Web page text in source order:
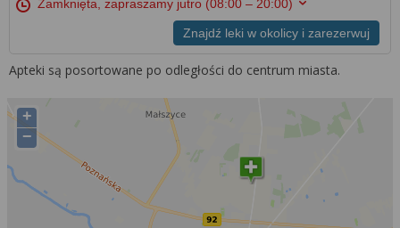
Zamknięta, zapraszamy jutro (08:00 – 20:00)
Znajdź leki w okolicy i zarezerwuj
Apteki są posortowane po odległości do centrum miasta.
+
−